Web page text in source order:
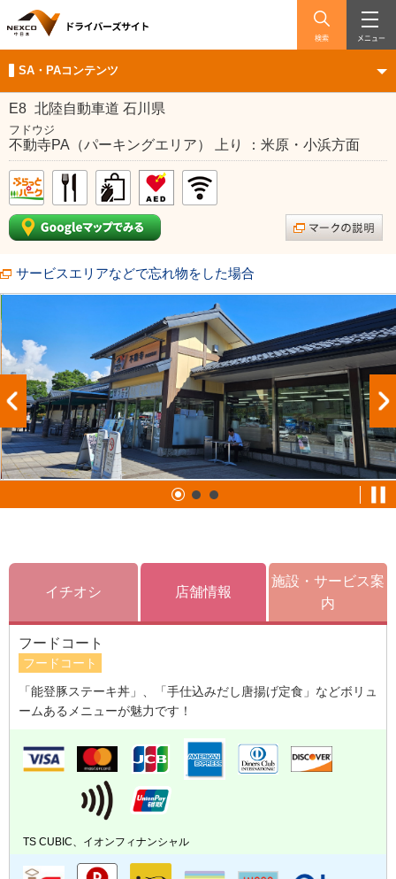
検索 メニュー
SA・PAコンテンツ
E8 北陸自動車道 石川県
フドウジ
不動寺PA（パーキングエリア） 上り ：米原・小浜方面
サービスエリアなどで忘れ物をした場合
イチオシ 店舗情報
施設・サービス案
内
フードコート
フードコート
「能登豚ステーキ丼」、「手仕込みだし唐揚げ定食」などボリュ
ームあるメニューが魅力です！
TS CUBIC、イオンフィナンシャル